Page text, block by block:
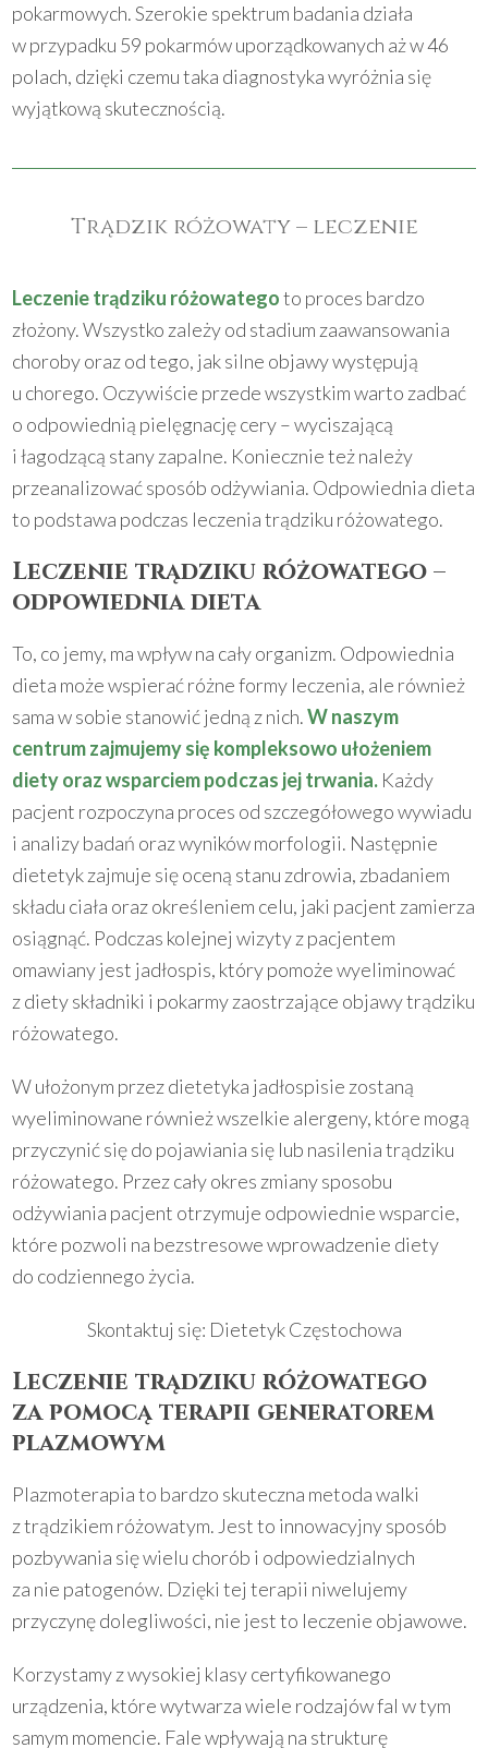
pokarmowych. Szerokie spektrum badania działa
w przypadku 59 pokarmów uporządkowanych aż w 46
polach, dzięki czemu taka diagnostyka wyróżnia się
wyjątkową skutecznością.
Trądzik różowaty – leczenie
Leczenie trądziku różowategoto proces bardzo
złożony. Wszystko zależy od stadium zaawansowania
choroby oraz od tego, jak silne objawy występują
u chorego. Oczywiście przede wszystkim warto zadbać
o odpowiednią pielęgnację cery – wyciszającą
i łagodzącą stany zapalne. Koniecznie też należy
przeanalizować sposób odżywiania. Odpowiednia dieta
to podstawa podczas leczenia trądziku różowatego.
Leczenie trądziku różowatego –
odpowiednia dieta
To, co jemy, ma wpływ na cały organizm. Odpowiednia
dieta może wspierać różne formy leczenia, ale również
sama w sobie stanowić jedną z nich.W naszym
centrum zajmujemy się kompleksowo ułożeniem
diety oraz wsparciem podczas jej trwania. Każdy
pacjent rozpoczyna proces od szczegółowego wywiadu
i analizy badań oraz wyników morfologii. Następnie
dietetyk zajmuje się oceną stanu zdrowia, zbadaniem
składu ciała oraz określeniem celu, jaki pacjent zamierza
osiągnąć. Podczas kolejnej wizyty z pacjentem
omawiany jest jadłospis, który pomoże wyeliminować
z diety składniki i pokarmy zaostrzające objawy trądziku
różowatego.
W ułożonym przez dietetyka jadłospisie zostaną
wyeliminowane również wszelkie alergeny, które mogą
przyczynić się do pojawiania się lub nasilenia trądziku
różowatego. Przez cały okres zmiany sposobu
odżywiania pacjent otrzymuje odpowiednie wsparcie,
które pozwoli na bezstresowe wprowadzenie diety
do codziennego życia.
Skontaktuj się: Dietetyk Częstochowa
Leczenie trądziku różowatego
za pomocą terapii generatorem
plazmowym
Plazmoterapia to bardzo skuteczna metoda walki
z trądzikiem różowatym. Jest to innowacyjny sposób
pozbywania się wielu chorób i odpowiedzialnych
za nie patogenów. Dzięki tej terapii niwelujemy
przyczynę dolegliwości, nie jest to leczenie objawowe.
Korzystamy z wysokiej klasy certyfikowanego
urządzenia, które wytwarza wiele rodzajów fal w tym
samym momencie. Fale wpływają na strukturę